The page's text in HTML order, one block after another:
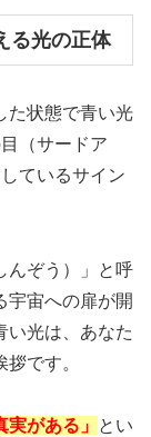
る光の正体
た状態で青い光
（サードア
ているサイン
ぞう）
」と呼
宇宙への扉が開
い光は、あなた
です。
がある」 とい